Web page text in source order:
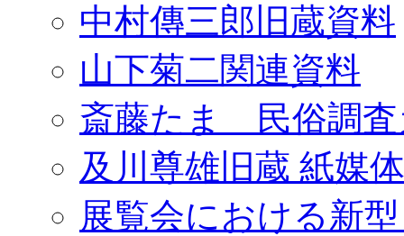
中村傳三郎旧蔵資料
山下菊二関連資料
斎藤たま 民俗調査
及川尊雄旧蔵 紙媒
展覧会における新